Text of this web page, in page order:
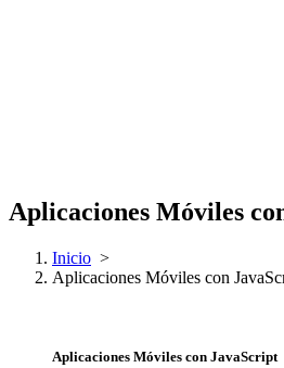
Aplicaciones Móviles
Inicio >
Aplicaciones Móviles con
Aplicaciones Móviles con JavaScript